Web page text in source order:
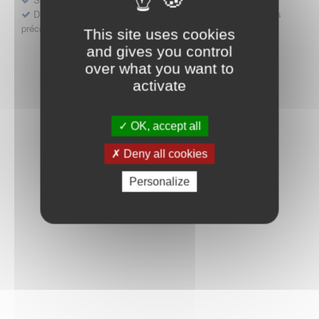
This site uses cookies
and gives you control
over what you want to
activate
OK, accept all
Deny all cookies
Personalize
Déposer une demande ou faire évoluer une décision d'accès
précoce